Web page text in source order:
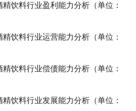
精饮料行业盈利能力分析（单位：
精饮料行业运营能力分析（单位：
精饮料行业偿债能力分析（单位：
精饮料行业发展能力分析（单位：